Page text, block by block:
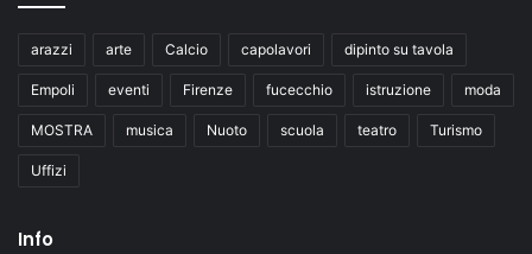
arazzi arte Calcio capolavori dipinto su tavola
Empoli eventi Firenze fucecchio istruzione moda
MOSTRA musica Nuoto scuola teatro Turismo
Uffizi
Info